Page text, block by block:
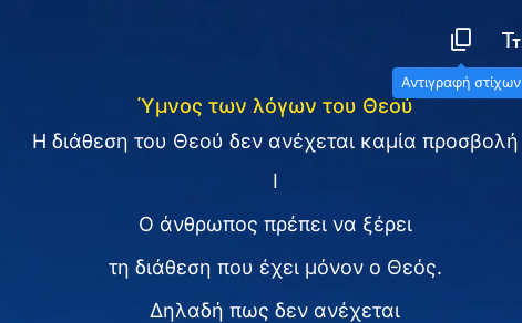
Αντιγραφή στίχων
Ύμνος των λόγων του Θεού
Η διάθεση του Θεού δεν ανέχεται καμία προσβολή
I
Ο άνθρωπος πρέπει να ξέρει
τη διάθεση που έχει μόνον ο Θεός.
Δηλαδή πως δεν ανέχεται